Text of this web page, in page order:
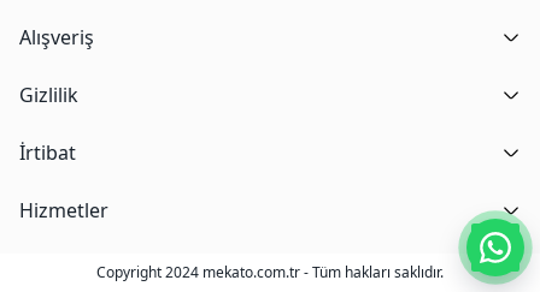
Alışveriş
Gizlilik
İrtibat
Hizmetler
Copyright 2024 mekato.com.tr - Tüm hakları saklıdır.